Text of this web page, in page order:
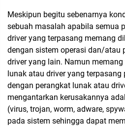
Meskipun begitu sebenarnya
sebuah masalah apabila semua
driver yang terpasang memang
dengan sistem operasi dan/atau
driver yang lain. Namun
lunak atau driver yang
dengan perangkat lunak atau
mengantarkan kerusakannya
(virus, trojan, worm, adware,
pada sistem sehingga dapat